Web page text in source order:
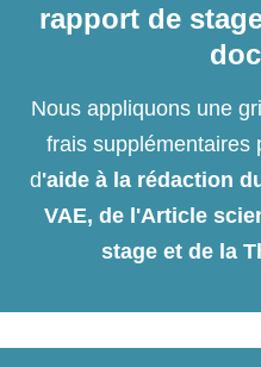
rapport de
Nous appliquons une
frais supplémentaires
d'aide à la rédaction
VAE, de l'Article
stage et de la